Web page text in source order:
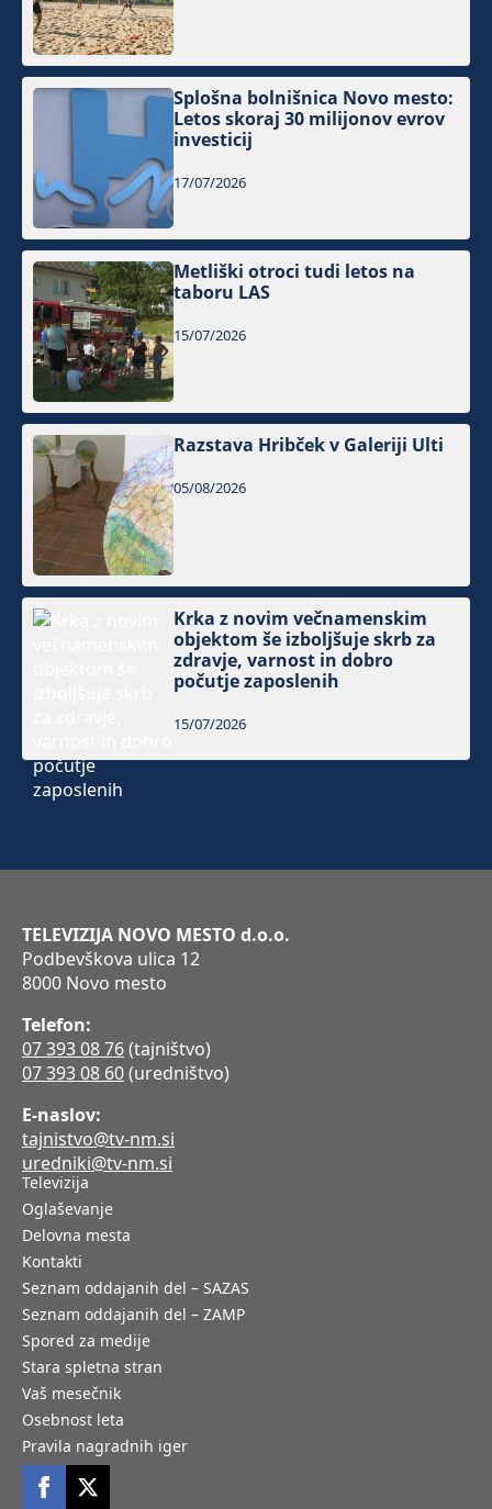
Splošna bolnišnica Novo mesto:
Letos skoraj 30 milijonov evrov
investicij
17/07/2026
Metliški otroci tudi letos na
taboru LAS
15/07/2026
Razstava Hribček v Galeriji Ulti
05/08/2026
Krka z novim večnamenskim
objektom še izboljšuje skrb za
zdravje, varnost in dobro
počutje zaposlenih
15/07/2026
TELEVIZIJA NOVO MESTO d.o.o.
Podbevškova ulica 12
8000 Novo mesto
Telefon:
07 393 08 76(tajništvo)
07 393 08 60(uredništvo)
E-naslov:
tajnistvo@tv-nm.si
uredniki@tv-nm.si
Televizija
Oglaševanje
Delovna mesta
Kontakti
Seznam oddajanih del – SAZAS
Seznam oddajanih del – ZAMP
Spored za medije
Stara spletna stran
Vaš mesečnik
Osebnost leta
Pravila nagradnih iger